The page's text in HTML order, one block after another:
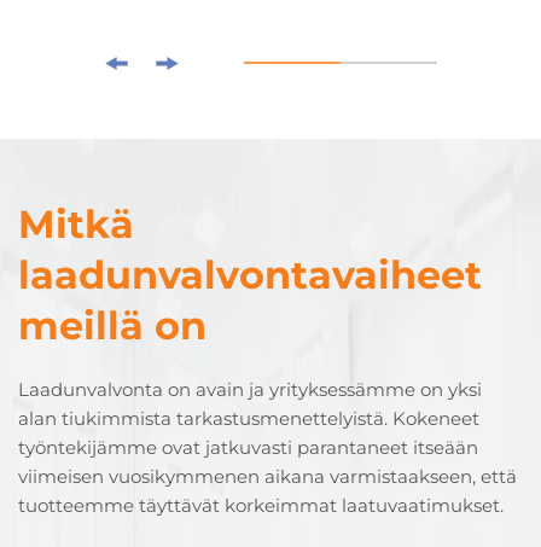
Mitkä
laadunvalvontavaiheet
meillä on
Laadunvalvonta on avain ja yrityksessämme on yksi
alan tiukimmista tarkastusmenettelyistä. Kokeneet
työntekijämme ovat jatkuvasti parantaneet itseään
viimeisen vuosikymmenen aikana varmistaakseen, että
tuotteemme täyttävät korkeimmat laatuvaatimukset.